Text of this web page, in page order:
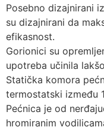
Posebno dizajnirani
su dizajnirani da
efikasnost.
Gorionici su
upotreba učinila
Statička komora
termostatski između
Pećnica je od
hromiranim